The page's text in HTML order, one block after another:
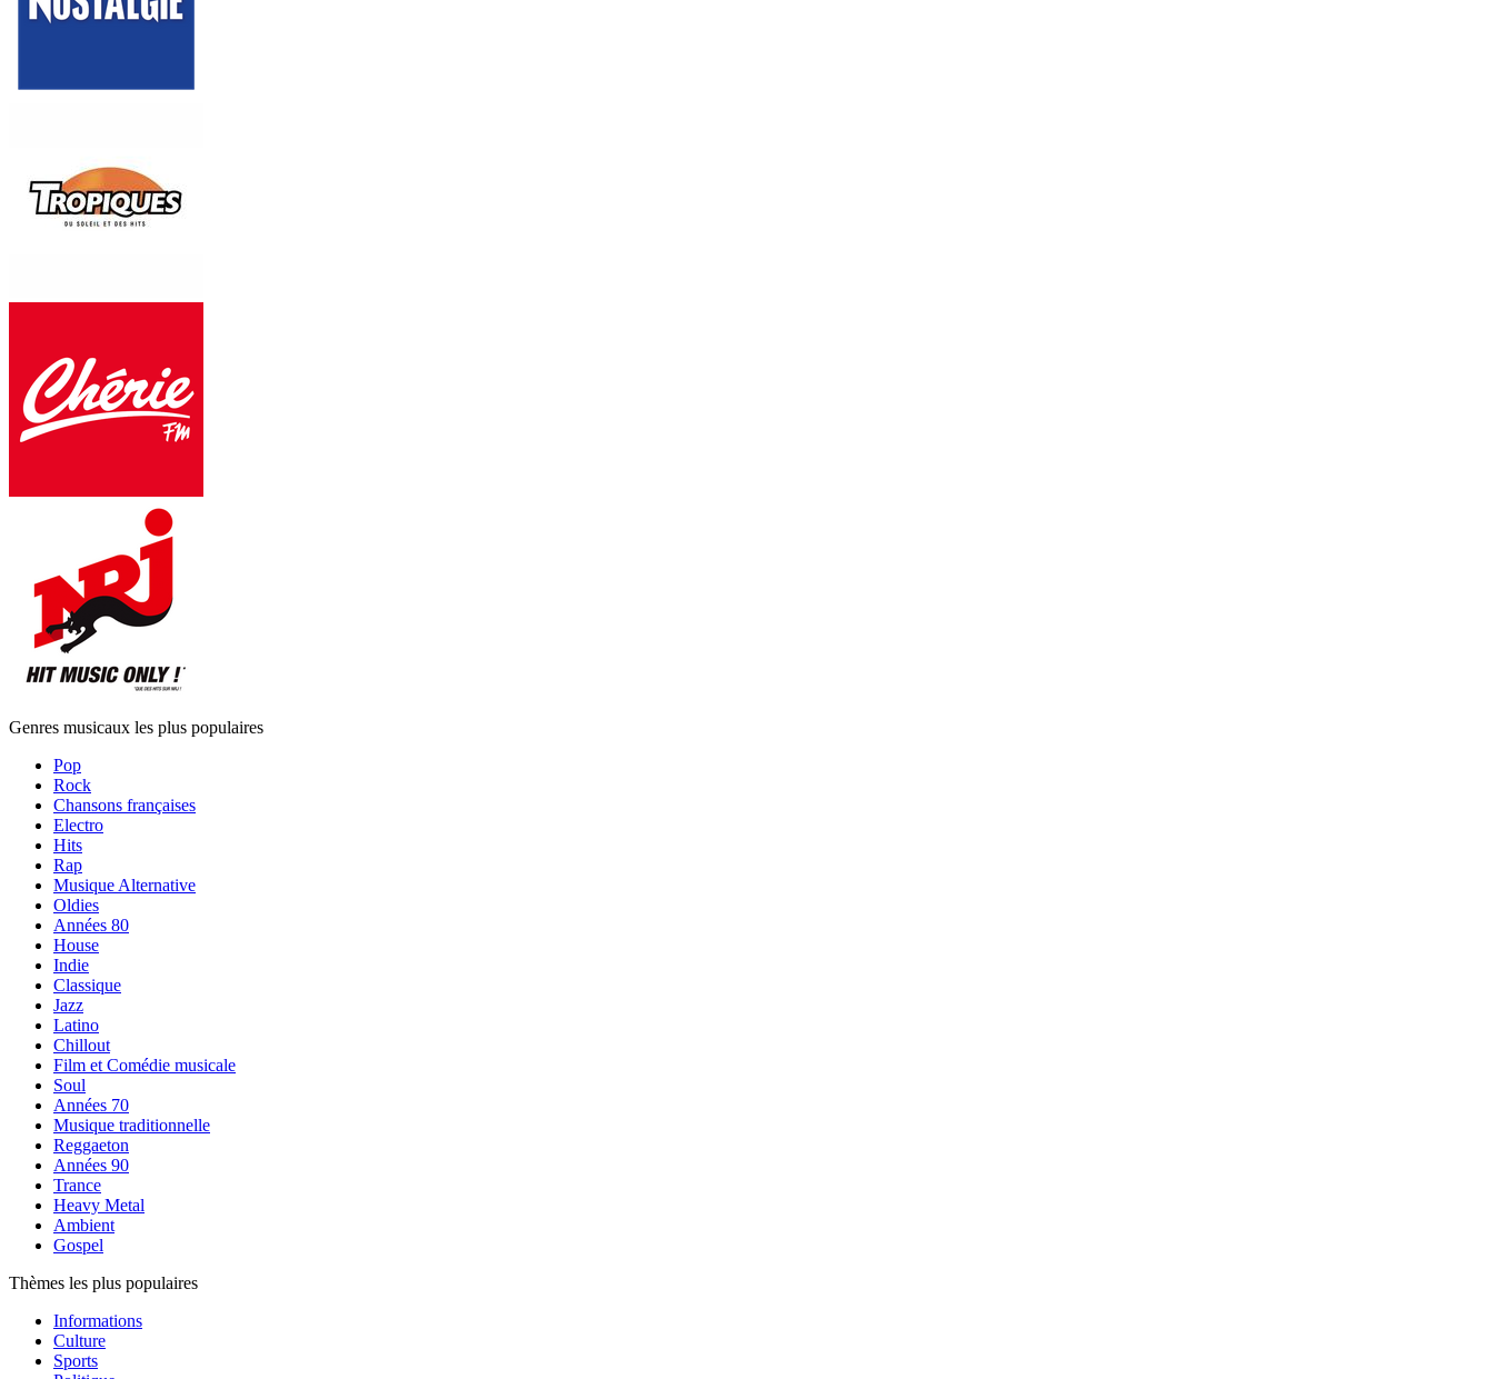
Genres musicaux les plus populaires
Pop
Rock
Chansons françaises
Electro
Hits
Rap
Musique Alternative
Oldies
Années 80
House
Indie
Classique
Jazz
Latino
Chillout
Film et Comédie musicale
Soul
Années 70
Musique traditionnelle
Reggaeton
Années 90
Trance
Heavy Metal
Ambient
Gospel
Thèmes les plus populaires
Informations
Culture
Sports